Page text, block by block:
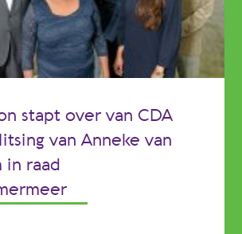
stapt over van CDA
van Anneke van
in raad